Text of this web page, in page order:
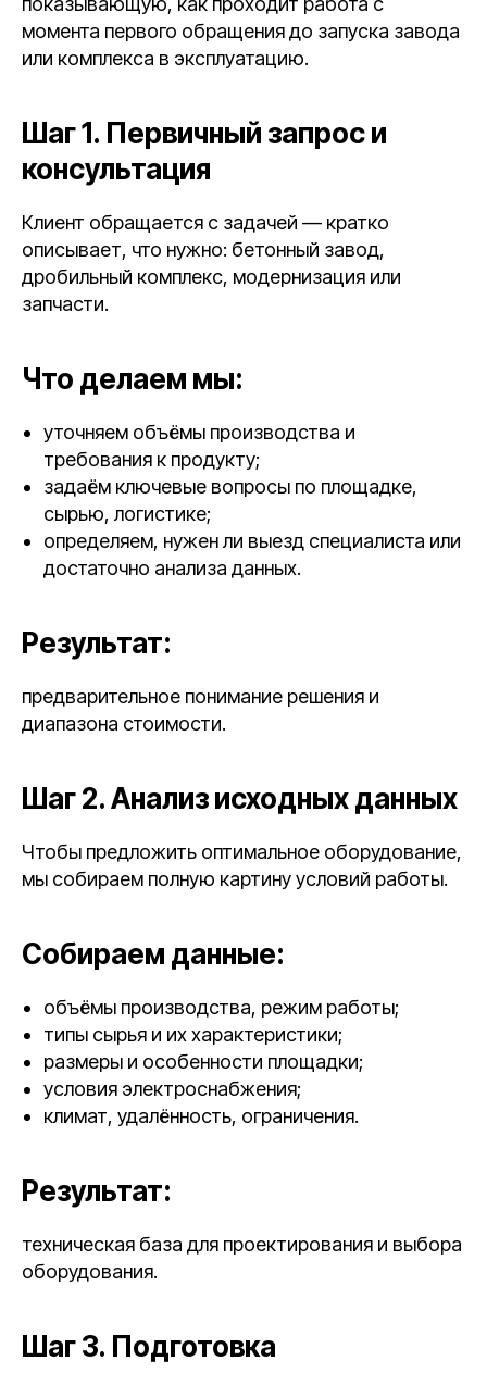
момента первого обращения до запуска завода
или комплекса в эксплуатацию.
Шаг 1. Первичный запрос и
консультация
Клиент обращается с задачей — кратко
описывает, что нужно: бетонный завод,
дробильный комплекс, модернизация или
запчасти.
Что делаем мы:
уточняем объёмы производства и
требования к продукту;
задаём ключевые вопросы по площадке,
сырью, логистике;
определяем, нужен ли выезд специалиста или
достаточно анализа данных.
Результат:
предварительное понимание решения и
диапазона стоимости.
Шаг 2. Анализ исходных данных
Чтобы предложить оптимальное оборудование,
мы собираем полную картину условий работы.
Собираем данные:
объёмы производства, режим работы;
типы сырья и их характеристики;
размеры и особенности площадки;
условия электроснабжения;
климат, удалённость, ограничения.
Результат:
техническая база для проектирования и выбора
оборудования.
Шаг 3. Подготовка